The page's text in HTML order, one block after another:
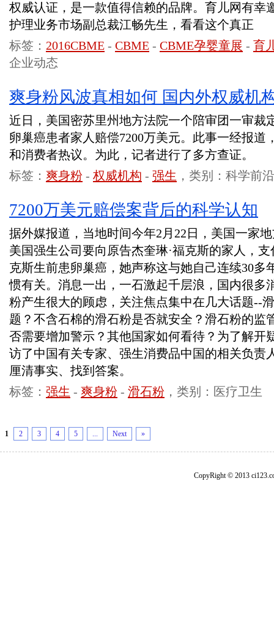
权威认证，是一款值得信赖的品牌。育儿网有幸
护理业务市场副总裁江畅先生，看看这个真正
标签： 2016CBME - CBME - CBME孕婴童展 - 育
企业动态
爽身粉风波真相如何 国内外权威机
近日，美国密苏里州地方法院一个陪审团一审裁
卵巢癌患者家人赔偿7200万美元。此事一经报道
和消费者热议。为此，记者进行了多方查证。
标签： 爽身粉 - 权威机构 - 强生 ，类别：科学前沿
7200万美元赔偿案背后的科学认知
据外媒报道，当地时间今年2月22日，美国一家
美国强生公司要向原告杰奎琳·福克斯的家人，
克斯生前患卵巢癌，她声称这与她自己连续30多
惯有关。消息一出，一石激起千层浪，国内很多
粉产生很大的顾虑，关注焦点集中在几大话题--
题？不含石棉的滑石粉是否就安全？滑石粉的监
否需要增加警示？其他国家如何看待？为了解开
访了中国有关专家、强生消费品中国的相关负责
厘清事实、找到答案。
标签： 强生 - 爽身粉 - 滑石粉 ，类别：医疗卫生
1 2 3 4 5 ... Next »
CopyRight © 2013